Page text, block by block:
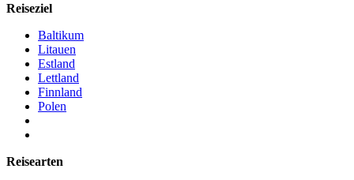
Reiseziel
Baltikum
Litauen
Estland
Lettland
Finnland
Polen
Reisearten